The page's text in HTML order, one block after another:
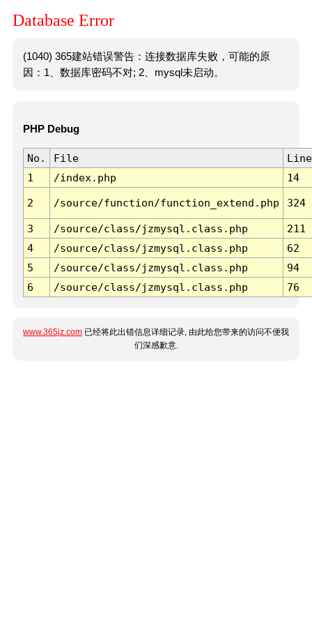
Database Error
(1040) 365建站错误警告：连接数据库失败，可能的原
因：1、数据库密码不对; 2、mysql未启动。
PHP Debug
No. File
Line
1
/index.php 14
2 /source/function/function_extend.php 324
3 /source/class/jzmysql.class.php
211
4
/source/class/jzmysql.class.php
62
5
/source/class/jzmysql.class.php
94
6
/source/class/jzmysql.class.php 76
www.365jz.com 已经将此出错信息详细记录, 由此给您带来的访问不便我
们深感歉意.